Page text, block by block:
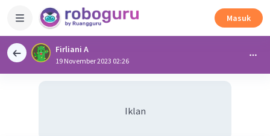
Masuk
Firliani A
19 November 2023 02:26
Iklan